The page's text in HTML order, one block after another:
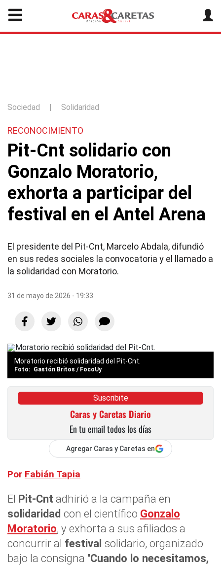
Sociedad | Solidaridad
RECONOCIMIENTO
Pit-Cnt solidario con
Gonzalo Moratorio,
exhorta a participar del
festival en el Antel Arena
El presidente del Pit-Cnt, Marcelo Abdala, difundió
en sus redes sociales la convocatoria y el llamado a
la solidaridad con Moratorio.
31 de mayo de 2026 - 19:33
Moratorio recibió solidaridad del Pit-Cnt.
Gastón Britos / FocoUy
Suscribite
Caras y Caretas Diario
En tu email todos los días
Agregar Caras y Caretas en
Por Fabián Tapia
El Pit-Cnt adhirió a la campaña en
solidaridad con el científico Gonzalo
Moratorio, y exhorta a sus afiliados a
concurrir al festival solidario, organizado
bajo la consigna "Cuando lo necesitamos,